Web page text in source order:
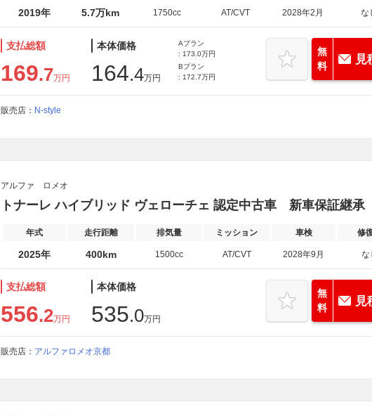
2019年 5.7万km 1750cc AT/CVT 2028年2月 な
支払総額
169.7万円
本体価格
164.4万円
Aプラン
: 173.0万円
Bプラン
: 172.7万円
無
料
見
販売店： N-style
アルファ ロメオ
トナーレ ハイブリッド ヴェローチェ 認定中古車 新車保証継
年式 走行距離 排気量 ミッション 車検 修
2025年 400km 1500cc AT/CVT 2028年9月 な
支払総額
556.2万円
本体価格
535.0万円
無
料
見
販売店： アルファロメオ京都